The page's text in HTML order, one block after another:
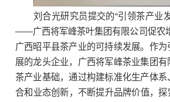
刘合光研究员提交的“引领茶产业
——广西将军峰茶叶集团有限公司促农
广西昭平县茶产业的可持续发展。作
展的龙头企业，广西将军峰茶业集团
茶产业基础，通过构建标准化生产体
合和业态创新，不断提升品牌价值，探